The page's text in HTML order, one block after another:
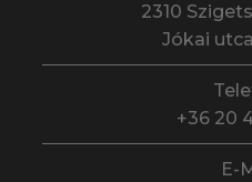
2310
Jókai
+36 20
E-